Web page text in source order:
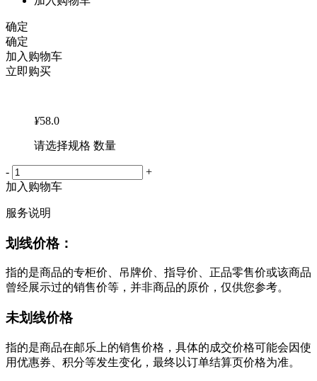
确定
确定
加入购物车
立即购买
¥58.0
请选择规格 数量
-
+
加入购物车
服务说明
划线价格：
指的是商品的专柜价、吊牌价、指导价、正品零售价或该商品
曾经展示过的销售价等，并非商品的原价，仅供您参考。
未划线价格
指的是商品在邮乐上的销售价格，具体的成交价格可能会因使
用优惠券、积分等发生变化，最终以订单结算页价格为准。